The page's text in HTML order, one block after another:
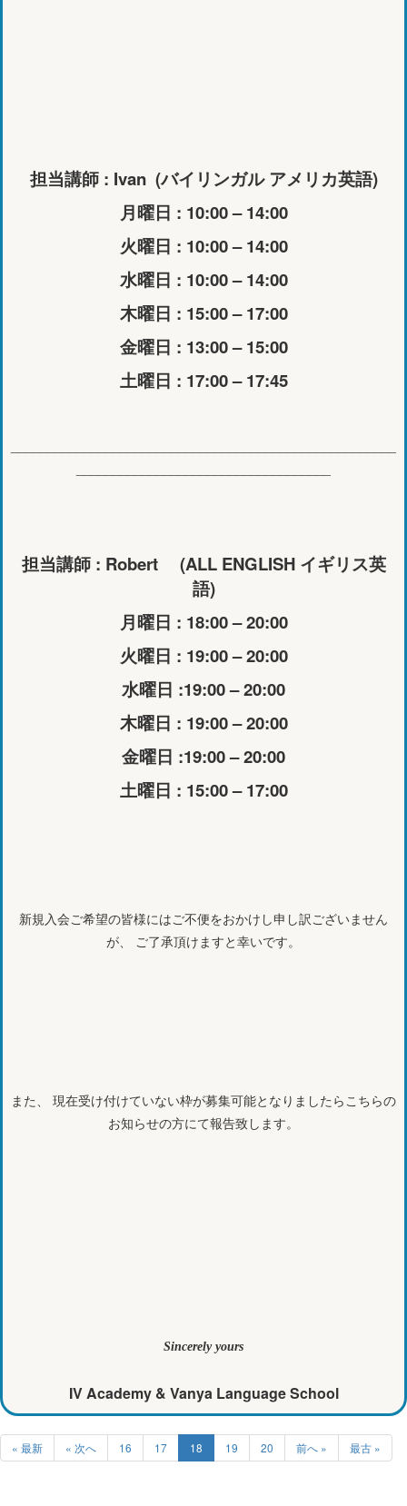
担当講師 : Ivan (バイリンガル アメリカ英語)
月曜日 : 10:00 – 14:00
火曜日 : 10:00 – 14:00
水曜日 : 10:00 – 14:00
木曜日 : 15:00 – 17:00
金曜日 : 13:00 – 15:00
土曜日 : 17:00 – 17:45
担当講師 : Robert (ALL ENGLISH イギリス英
語)
月曜日 : 18:00 – 20:00
火曜日 : 19:00 – 20:00
水曜日 :19:00 – 20:00
木曜日 : 19:00 – 20:00
金曜日 :19:00 – 20:00
土曜日 : 15:00 – 17:00
新規入会ご希望の皆様にはご不便をおかけし申し訳ございません
が、 ご了承頂けますと幸いです。
また、 現在受け付けていない枠が募集可能となりましたらこちらの
お知らせの方にて報告致します。
Sincerely yours
IV Academy & Vanya Language School
« 最新 « 次へ 16 17 18 19 20 前へ » 最古 »